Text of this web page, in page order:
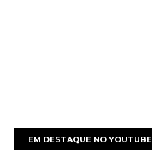
EM DESTAQUE NO YOUTUBE